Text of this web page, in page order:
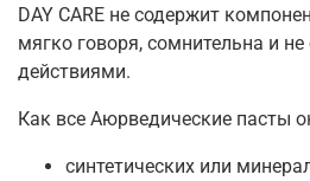
DAY CARE не содержит
мягко говоря, сомнительна и
действиями.
Как все Аюрведические пасты
синтетических или